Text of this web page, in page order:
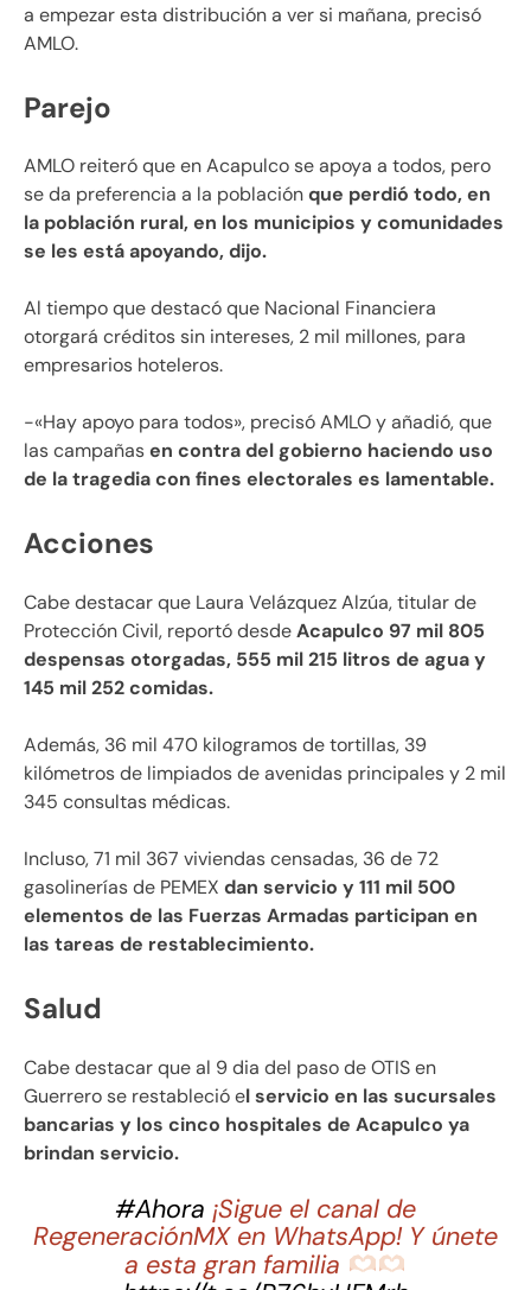
a empezar esta distribución a ver si mañana, precisó
AMLO.
Parejo
AMLO reiteró que en Acapulco se apoya a todos, pero
se da preferencia a la poblaciónque perdió todo, en
la población rural, en los municipios y comunidades
se les está apoyando, dijo.
Al tiempo que destacó que Nacional Financiera
otorgará créditos sin intereses, 2 mil millones, para
empresarios hoteleros.
-«Hay apoyo para todos», precisó AMLO y añadió, que
las campañasen contra del gobierno haciendo uso
de la tragedia con fines electorales es lamentable.
Acciones
Cabe destacar que Laura Velázquez Alzúa, titular de
Protección Civil, reportó desdeAcapulco 97 mil 805
despensas otorgadas, 555 mil 215 litros de agua y
145 mil 252 comidas.
Además, 36 mil 470 kilogramos de tortillas, 39
kilómetros de limpiados de avenidas principales y 2 mil
345 consultas médicas.
Incluso, 71 mil 367 viviendas censadas, 36 de 72
gasolinerías de PEMEX dan servicio y 111 mil 500
elementos de las Fuerzas Armadas participan en
las tareas de restablecimiento.
Salud
Cabe destacar que al 9 dia del paso de OTIS en
Guerrero se restableció el servicio en las sucursales
bancarias y los cinco hospitales de Acapulco ya
brindan servicio.
#Ahora ¡Sigue el canal de
RegeneraciónMX en WhatsApp! Y únete
a esta gran familia